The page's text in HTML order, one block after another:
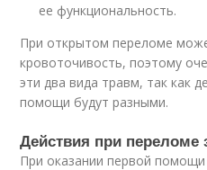
ее функциональность.
При открытом переломе
кровоточивость, поэтому
эти два вида травм, так как
помощи будут разными.
Действия при переломе
При оказании первой